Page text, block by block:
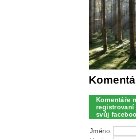
Komentáře
svůj
Jméno: